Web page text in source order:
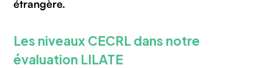
étrangère.
Les niveaux CECRL dans notre
évaluation LILATE